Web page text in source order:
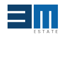
O NAS